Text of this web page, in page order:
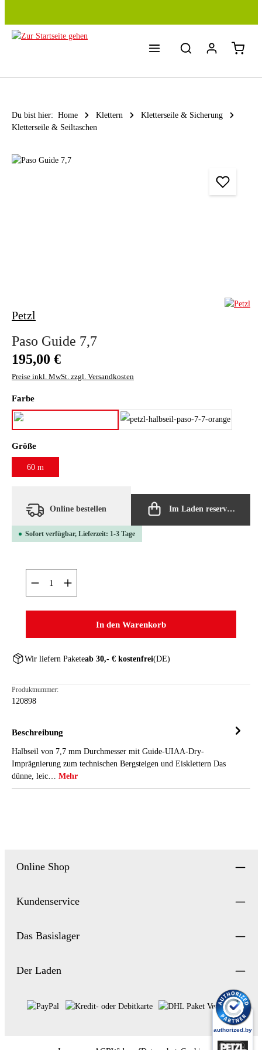
Du bist hier: Home Klettern
Kletterseile & Sicherung
Kletterseile & Seiltaschen
Bildergalerie überspringen
Petzl
Paso Guide 7,7
Regulärer Preis:
195,00 €
Preise inkl. MwSt. zzgl. Versandkosten
Farbeauswählen
orange
Größeauswählen
60 m
Online bestellen Im Laden reservieren
Sofort verfügbar, Lieferzeit: 1-3 Tage
Produkt Anzahl: Gib den gewünschten Wert ein oder
In den Warenkorb
Wir liefern Paketeab 30,- € kostenfrei(DE)
Produktnummer:
120898
Beschreibung
Halbseil von 7,7 mm Durchmesser mit Guide-UIAA-Dry-
Imprägnierung zum technischen Bergsteigen und Eisklettern Das
dünne, leic… Mehr
Online Shop
Kundenservice
Das Basislager
Der Laden